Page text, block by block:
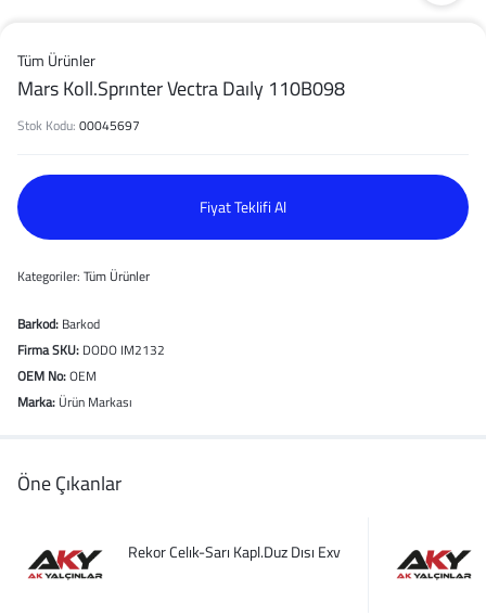
Tüm Ürünler
Mars Koll.Sprınter Vectra Daıly 110B098
Stok Kodu: 00045697
Fiyat Teklifi Al
Kategoriler: Tüm Ürünler
Barkod: Barkod
Firma SKU: DODO IM2132
OEM No:OEM
Marka: Ürün Markası
Öne Çıkanlar
Rekor Celık-Sarı Kapl.Duz Dısı Exv